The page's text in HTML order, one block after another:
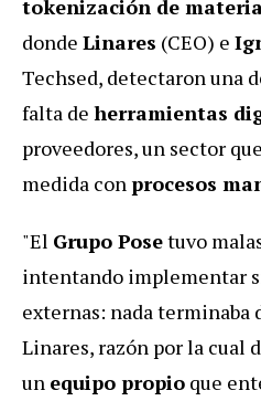
tokenización de
donde Linares (CEO) e
Techsed, detectaron una
falta de herramientas
proveedores, un sector
medida conprocesos
"El Grupo Posetuvo
intentando implementar
externas: nada terminaba
Linares, razón por la cual
un equipo propio que